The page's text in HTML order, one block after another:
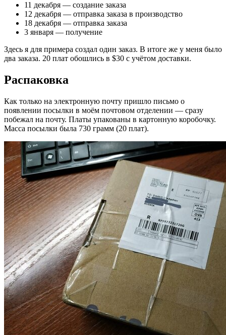
11 декабря — создание заказа
12 декабря — отправка заказа в производство
18 декабря — отправка заказа
3 января — получение
Здесь я для примера создал один заказ. В итоге же у меня было
два заказа. 20 плат обошлись в $30 с учётом доставки.
Распаковка
Как только на электронную почту пришло письмо о
появлении посылки в моём почтовом отделении — сразу
побежал на почту. Платы упакованы в картонную коробочку.
Масса посылки была 730 грамм (20 плат).